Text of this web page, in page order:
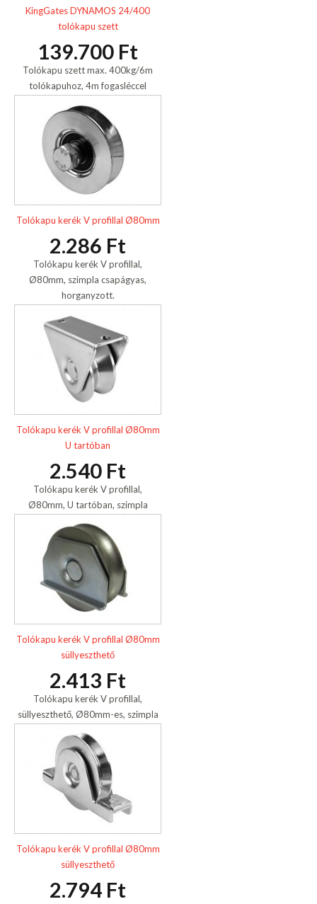
KingGates DYNAMOS 24/400
tolókapu szett
139.700 Ft
Tolókapu szett max. 400kg/6m
tolókapuhoz, 4m fogasléccel
Tolókapu kerék V profillal Ø80mm
2.286 Ft
Tolókapu kerék V profillal,
Ø80mm, szimpla csapágyas,
horganyzott.
Tolókapu kerék V profillal Ø80mm
U tartóban
2.540 Ft
Tolókapu kerék V profillal,
Ø80mm, U tartóban, szimpla
csapágyas, horganyzott.
Tolókapu kerék V profillal Ø80mm
süllyeszthető
2.413 Ft
Tolókapu kerék V profillal,
süllyeszthető, Ø80mm-es, szimpla
Tolókapu kerék V profillal Ø80mm
süllyeszthető
2.794 Ft